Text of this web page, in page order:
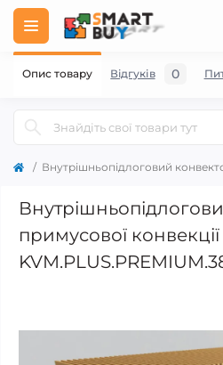
Внутрішньопідлоговий
примусової
Опис товару Відгуків 0